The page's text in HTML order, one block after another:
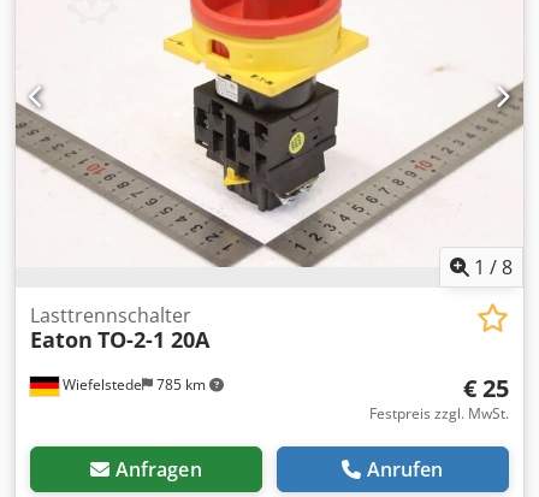
1 /8
Wiefelstede 785 km
Lasttrennschalter
Eaton TO-2-1 20A
€ 25
Festpreis zzgl. MwSt.
Anfragen Anrufen